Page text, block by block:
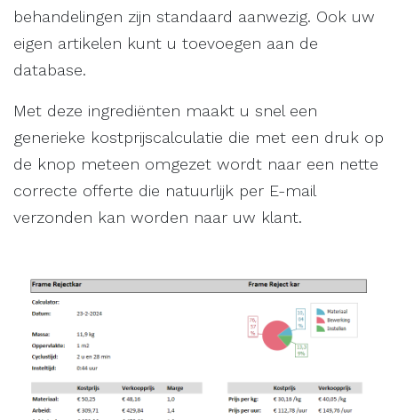
behandelingen zijn standaard aanwezig. Ook uw
eigen artikelen kunt u toevoegen aan de
database.
Met deze ingrediënten maakt u snel een
generieke kostprijscalculatie die met een druk op
de knop meteen omgezet wordt naar een nette
correcte offerte die natuurlijk per E-mail
verzonden kan worden naar uw klant.